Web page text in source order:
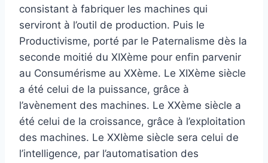
consistant à fabriquer les machines qui
serviront à l’outil de production. Puis le
Productivisme, porté par le Paternalisme dès la
seconde moitié du XIXème pour enfin parvenir
au Consumérisme au XXème. Le XIXème siècle
a été celui de la puissance, grâce à
l’avènement des machines. Le XXème siècle a
été celui de la croissance, grâce à l’exploitation
des machines. Le XXIème siècle sera celui de
l’intelligence, par l’automatisation des